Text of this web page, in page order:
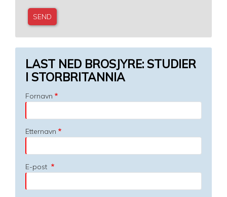
LAST NED BROSJYRE: STUDIER
I STORBRITANNIA
Fornavn
Etternavn
E-post